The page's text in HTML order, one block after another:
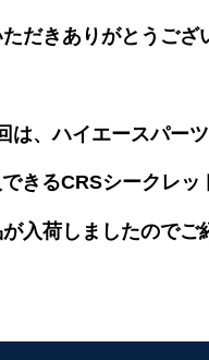
ただきありがとうござ
は、ハイエースパー
きるCRSシークレッ
入荷しましたのでご